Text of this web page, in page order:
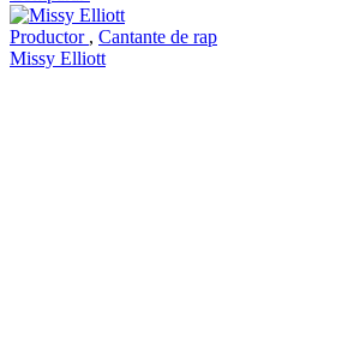
Productor , Cantante de rap
Missy Elliott